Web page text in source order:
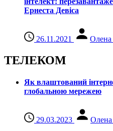
Ернеста Девіса
26.11.2021 Олена
ТЕЛЕКОМ
Як влаштований
глобальною мережею
29.03.2023 Олена